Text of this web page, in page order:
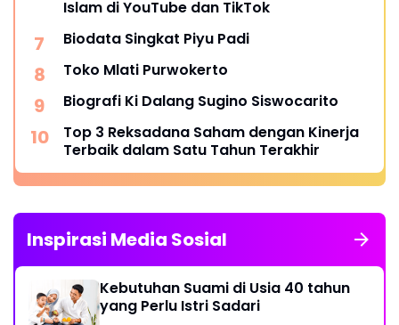
Islam di YouTube dan TikTok
Biodata Singkat Piyu Padi
Toko Mlati Purwokerto
Biografi Ki Dalang Sugino Siswocarito
Top 3 Reksadana Saham dengan Kinerja
Terbaik dalam Satu Tahun Terakhir
Inspirasi Media Sosial
Kebutuhan Suami di Usia 40 tahun
yang Perlu Istri Sadari